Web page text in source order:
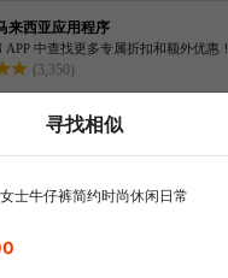
来西亚应用程序
APP 中查找更多专属折扣和额外优惠！
(3,350)
寻找相似
士牛仔裤简约时尚休闲日常